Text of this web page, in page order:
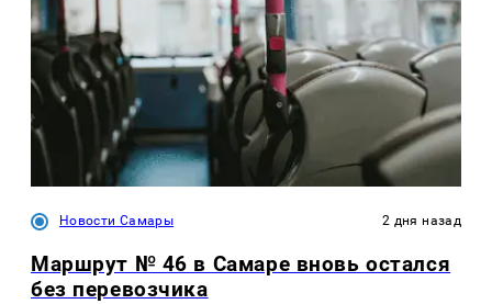
Новости Самары 2 дня назад
Маршрут № 46 в Самаре вновь остался
без перевозчика